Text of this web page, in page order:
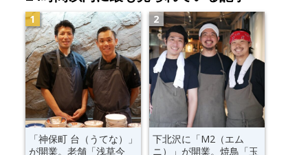
「神保町 台（うてな）」
が開業。老舗「浅草今
下北沢に「M2（エム
ニ）」が開業。焼鳥「玉